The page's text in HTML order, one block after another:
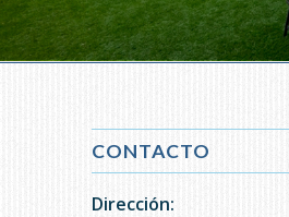
CONTACTO
Dirección: